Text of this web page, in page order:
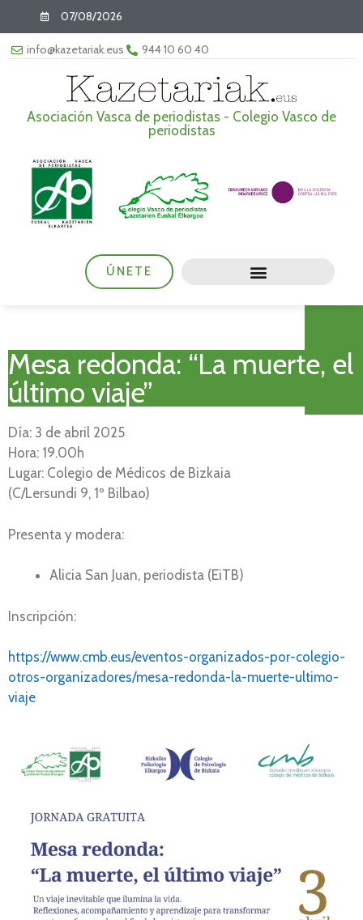
07/08/2026
info@kazetariak.eus 944 10 60 40
Asociación Vasca de periodistas - Colegio Vasco de
periodistas
ÚNETE
Mesa redonda: “La muerte, el
último viaje”
Día: 3 de abril 2025
Hora: 19.00h
Lugar: Colegio de Médicos de Bizkaia
(C/Lersundi 9, 1º Bilbao)
Presenta y modera:
Alicia San Juan, periodista (EiTB)
Inscripción:
https://www.cmb.eus/eventos-organizados-por-colegio-
otros-organizadores/mesa-redonda-la-muerte-ultimo-
viaje